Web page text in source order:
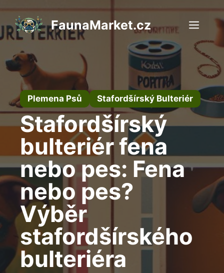
obsah
FaunaMarket.cz
Plemena Psů Stafordšírský Bulteriér
Stafordšírský
bulteriér fena
nebo pes: Fena
nebo pes?
Výběr
stafordšírského
bulteriéra